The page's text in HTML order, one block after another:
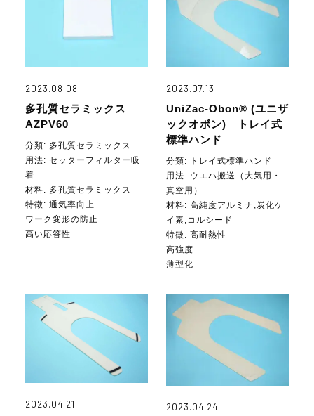
2023.08.08
多孔質セラミックス
AZPV60
分類: 多孔質セラミックス
用法: セッターフィルター吸
着
材料: 多孔質セラミックス
特徵: 通気率向上
ワーク変形の防止
高い応答性
2023.07.13
UniZac-Obon® (ユニザ
ックオボン) トレイ式
標準ハンド
分類: トレイ式標準ハンド
用法: ウエハ搬送（大気用・
真空用）
材料:高純度アルミナ,炭化ケ
イ素,コルシード
特徵: 高耐熱性
高強度
薄型化
2023.04.21
2023.04.24